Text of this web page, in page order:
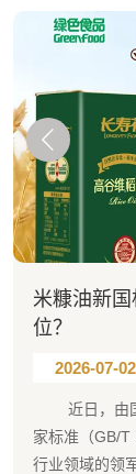
米糠油新
位？
2026-07-02
近日，由国
家标准（GB/
行业领域的领